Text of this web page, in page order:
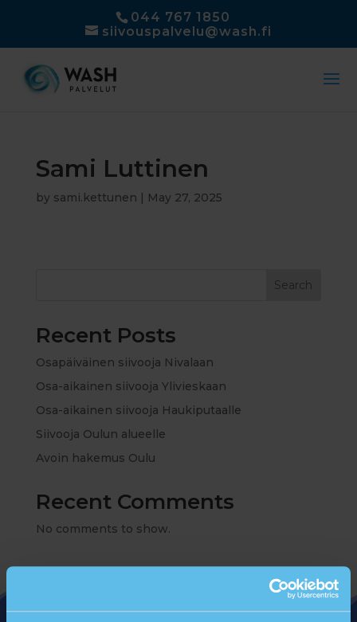
044 767 1850
siivouspalvelu@wash.fi
Sami Luttinen
by sami.kettunen | May 27, 2025
Search
Recent Posts
Osapäiväinen siivooja Nivalaan
Osa-aikainen siivooja Ylivieskaan
Osa-aikainen siivooja Haukiputaalle
Siivooja Oulun alueelle
Avoin hakemus Oulu
Recent Comments
No comments to show.